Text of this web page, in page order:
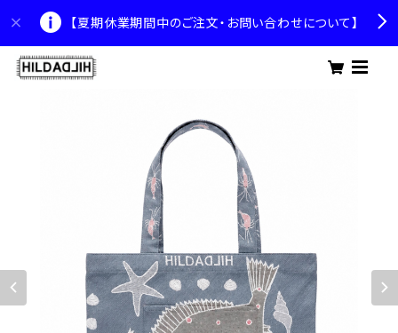
【夏期休業期間中のご注文・お問い合わせについて】